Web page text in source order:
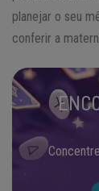
planejar o seu
conferir a